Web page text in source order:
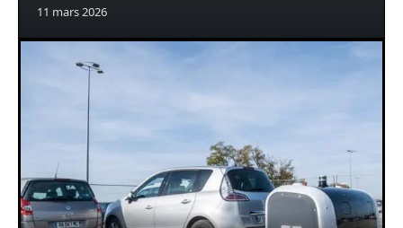
11 mars 2026